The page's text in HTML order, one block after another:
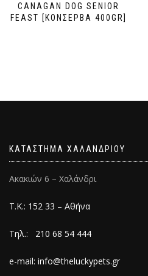
CANAGAN DOG SENIOR
FEAST [ΚΟΝΣΕΡΒΑ 400GR]
ΚΑΤΑΣΤΗΜΑ ΧΑΛΑΝΔΡΙΟΥ
Ακακιών 6 – Χαλάνδρι
Τ.Κ.: 152 33 – Αθήνα
Τηλ.: 210 68 54 444
e-mail: info@theluckypets.gr